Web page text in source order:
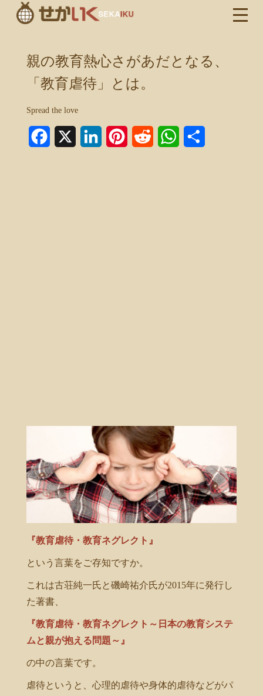
親の教育熱心さがあだとなる、
「教育虐待」とは。
Spread the love
Facebook LinkedInPinterest Reddit WhatsApp
『教育虐待・教育ネグレクト』
という言葉をご存知ですか。
これは古荘純一氏と磯崎祐介氏が2015年に発行し
た著書、
『教育虐待・教育ネグレクト～日本の教育システ
ムと親が抱える問題～』
の中の言葉です。
虐待というと、心理的虐待や身体的虐待などがパ